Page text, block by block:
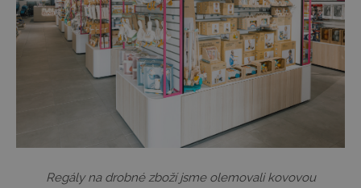
Regály na drobné zboží jsme olemovali kovovou